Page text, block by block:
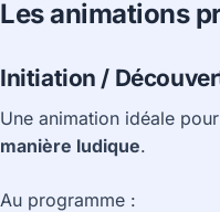
Les animations
Initiation /
Une animation idéale pour
manière ludique.
Au programme :